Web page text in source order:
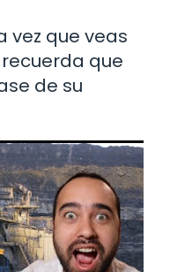
vez que veas
que
de su